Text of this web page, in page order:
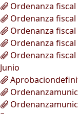
Ordenanza
Ordenanza
Ordenanza
Ordenanza
Ordenanza
Junio